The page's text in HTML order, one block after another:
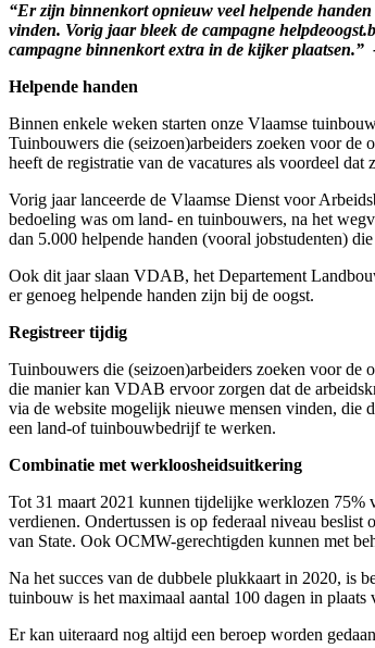
“Er zijn binnenkort opnieuw veel helpende
vinden. Vorig jaar bleek de campagne
campagne binnenkort extra in de kijker plaatsen.”
Helpende handen
Binnen enkele weken starten onze Vlaamse
Tuinbouwers die (seizoen)arbeiders zoeken voor de
heeft de registratie van de vacatures als voordeel
Vorig jaar lanceerde de Vlaamse Dienst voor
bedoeling was om land- en tuinbouwers, na het
dan 5.000 helpende handen (vooral jobstudenten)
Ook dit jaar slaan VDAB, het Departement
er genoeg helpende handen zijn bij de oogst.
Registreer tijdig
Tuinbouwers die (seizoen)arbeiders zoeken voor de
die manier kan VDAB ervoor zorgen dat de
via de website mogelijk nieuwe mensen vinden, die
een land-of tuinbouwbedrijf te werken.
Combinatie met werkloosheidsuitkering
Tot 31 maart 2021 kunnen tijdelijke werklozen 75%
verdienen. Ondertussen is op federaal niveau
van State. Ook OCMW-gerechtigden kunnen met
Na het succes van de dubbele plukkaart in 2020, is
tuinbouw is het maximaal aantal 100 dagen in plaats
Er kan uiteraard nog altijd een beroep worden